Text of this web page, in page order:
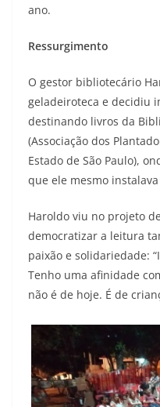
ano.
Ressurgimento
O gestor bibliotecário
geladeiroteca e decidiu
destinando livros da
(Associação dos
Estado de São Paulo),
que ele mesmo
Haroldo viu no projeto
democratizar a leitura
paixão e solidariedade:
Tenho uma afinidade
não é de hoje. É de